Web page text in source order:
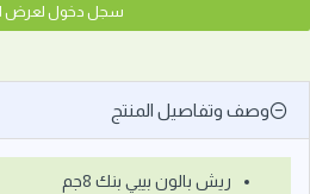
سجل دخول لعرض
وصف وتفاصيل المنتج
ريش بالون بيبي بنك 8جم